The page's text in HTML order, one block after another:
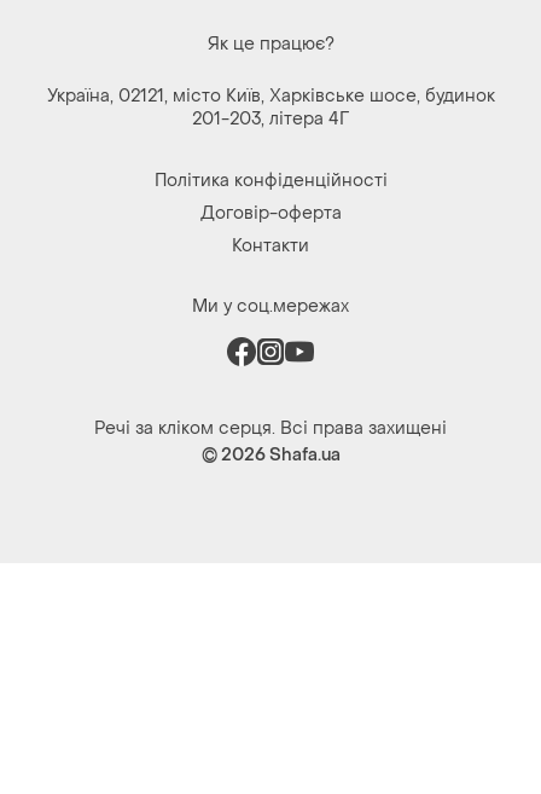
Як це працює?
Україна, 02121, місто Київ, Харківське шосе, будинок
201-203, літера 4Г
Політика конфіденційності
Договір-оферта
Контакти
Ми у соц.мережах
Речі за кліком серця. Всі права захищені
© 2026Shafa.ua